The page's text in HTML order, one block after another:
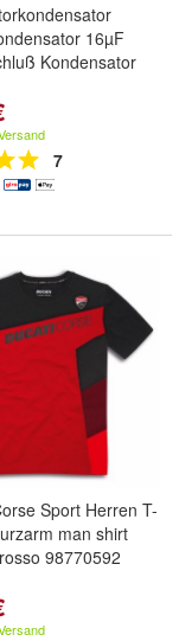
16µF
Kondensator
7
Sport Herren T-
man shirt
98770592